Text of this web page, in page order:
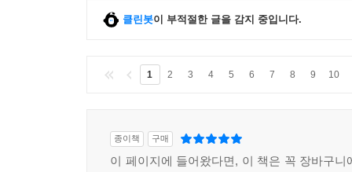
클린봇이 부적절한 글을 감지 중입니다.
1 2 3 4 5 6 7 8 9 10
종이책 구매
이 페이지에 들어왔다면, 이 책은 꼭 장바구니